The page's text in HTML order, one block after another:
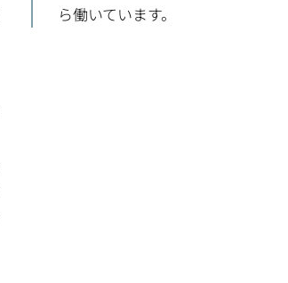
ら働いています。